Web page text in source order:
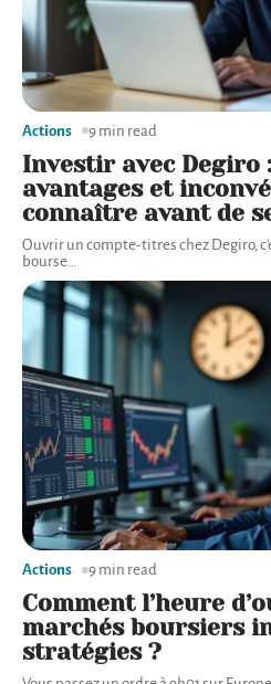
Investir avec Degiro
avantages et
connaître avant de
Ouvrir un compte-titres chez Degiro,
bourse
Actions 9 min read
Comment l’heure
marchés boursiers
stratégies ?
Actions 9 min read